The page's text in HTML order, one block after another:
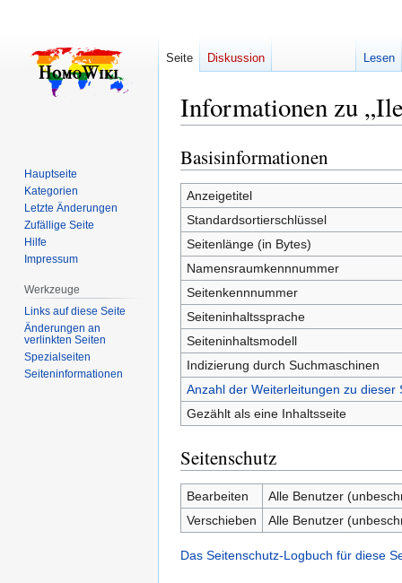
Informationen zu
Zur
Navigation
springen
Zur
Suche
springen
Basisinformationen
Anzeigetitel
Standardsortierschlüssel
Seitenlänge (in Bytes)
Namensraumkennnummer
Seitenkennnummer
Seiteninhaltssprache
Seiteninhaltsmodell
Indizierung durch Suchmaschinen
Anzahl der Weiterleitungen zu dieser
Gezählt als eine Inhaltsseite
Seitenschutz
Bearbeiten
Alle Benutzer
Verschieben
Alle Benutzer
Das Seitenschutz-Logbuch für diese
Seite Diskussion Lesen
Hauptseite
Kategorien
Letzte Änderungen
Zufällige Seite
Hilfe
Impressum
Werkzeuge
Links auf diese Seite
Änderungen an
verlinkten Seiten
Spezialseiten
Seiten­­informationen